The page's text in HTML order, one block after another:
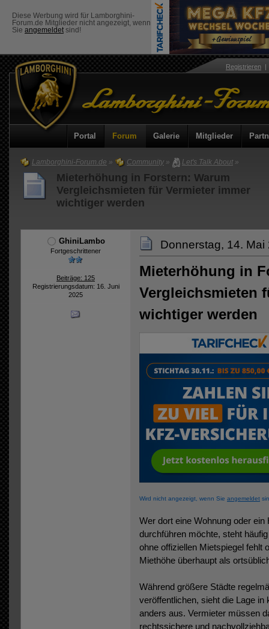
Diese Werbung wird für Lamborghini-
Forum.de Mitglieder nicht angezeigt, wenn
Sie angemeldet sind!
Registrieren
Portal Forum Galerie Mitglieder
Lamborghini-Forum.de » Community » Let's Talk About »
Mieterhöhung in Forstern: Warum
Vergleichsmieten für Vermieter immer
wichtiger werden
GhiniLambo
Fortgeschrittener
Beiträge: 125
Registrierungsdatum: 16. Juni
2025
Donnerstag, 14. Mai
Mieterhöhung in
Vergleichsmieten
wichtiger werden
Wird nicht angezeigt, wenn Sie angemeldet
Wer dort eine Wohnung oder
durchführen möchte, steht
ohne offiziellen Mietspiegel fehlt
Miethöhe überhaupt als
Während größere Städte
veröffentlichen, sieht die Lage
anders aus. Vermieter müssen
rechtssichere und